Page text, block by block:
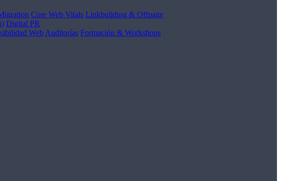
Core Web Vitals Linkbuilding & Offpage
Digital PR
Web Auditorías Formación & Workshops